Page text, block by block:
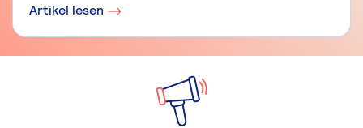
Artikel lesen